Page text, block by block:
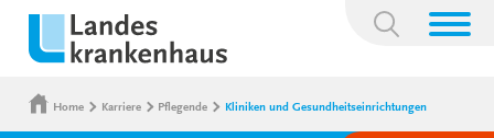
Suchbegriff:
Home Karriere Pflegende Kliniken und Gesundheitseinrichtungen